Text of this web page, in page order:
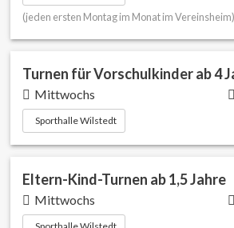
(jeden ersten Montag im Monat im Vereinsheim)
Turnen für Vorschulkinder ab 4
Mittwochs
Sporthalle Wilstedt
Eltern-Kind-Turnen ab 1,5 Jahre
Mittwochs